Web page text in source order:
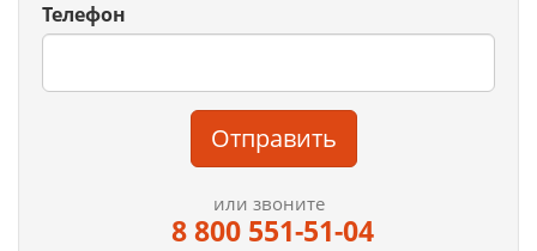
Телефон
Отправить
или звоните
8 800 551-51-04